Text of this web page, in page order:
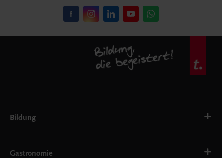
Bildung
AHS
Gastronomie